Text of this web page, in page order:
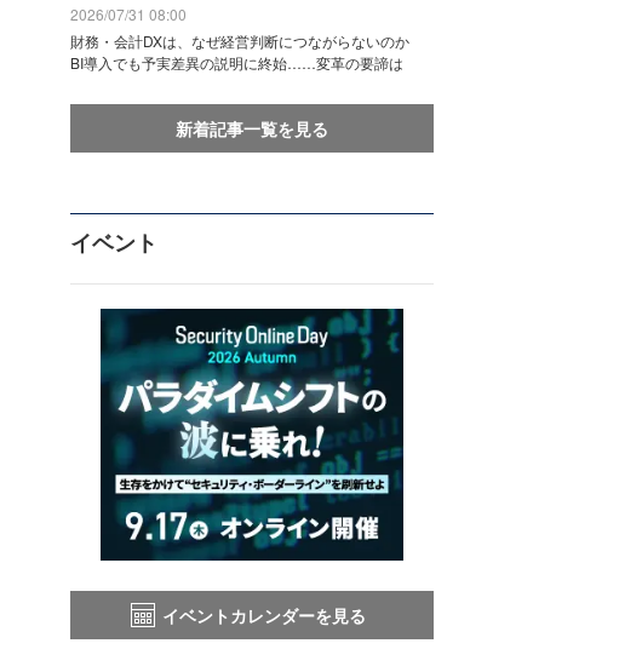
2026/07/31 08:00
財務・会計DXは、なぜ経営判断につながらないのか
BI導入でも予実差異の説明に終始……変革の要諦は
新着記事一覧を見る
イベント
イベントカレンダーを見る